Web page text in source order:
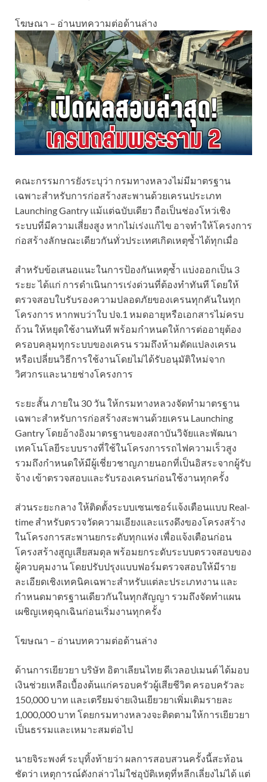
โฆษณา – อ่านบทความต่อด้านล่าง
คณะกรรมการยังระบุว่า กรมทางหลวงไม่มีมาตรฐาน
เฉพาะสำหรับการก่อสร้างสะพานด้วยเครนประเภท
Launching Gantry แม้แต่ฉบับเดียว ถือเป็นช่องโหว่เชิง
ระบบที่มีความเสี่ยงสูง หากไม่เร่งแก้ไข อาจทำให้โครงการ
ก่อสร้างลักษณะเดียวกันทั่วประเทศเกิดเหตุซ้ำได้ทุกเมื่อ
สำหรับข้อเสนอแนะในการป้องกันเหตุซ้ำ แบ่งออกเป็น 3
ระยะ ได้แก่ การดำเนินการเร่งด่วนที่ต้องทำทันที โดยให้
ตรวจสอบใบรับรองความปลอดภัยของเครนทุกคันในทุก
โครงการ หากพบว่าใบ ปจ.1 หมดอายุหรือเอกสารไม่ครบ
ถ้วน ให้หยุดใช้งานทันที พร้อมกำหนดให้การต่ออายุต้อง
ครอบคลุมทุกระบบของเครน รวมถึงห้ามดัดแปลงเครน
หรือเปลี่ยนวิธีการใช้งานโดยไม่ได้รับอนุมัติใหม่จาก
วิศวกรและนายช่างโครงการ
ระยะสั้น ภายใน 30 วัน ให้กรมทางหลวงจัดทำมาตรฐาน
เฉพาะสำหรับการก่อสร้างสะพานด้วยเครน Launching
Gantry โดยอ้างอิงมาตรฐานของสถาบันวิจัยและพัฒนา
เทคโนโลยีระบบรางที่ใช้ในโครงการรถไฟความเร็วสูง
รวมถึงกำหนดให้มีผู้เชี่ยวชาญภายนอกที่เป็นอิสระจากผู้รับ
จ้าง เข้าตรวจสอบและรับรองเครนก่อนใช้งานทุกครั้ง
ส่วนระยะกลาง ให้ติดตั้งระบบเซนเซอร์แจ้งเตือนแบบ Real-
time สำหรับตรวจวัดความเอียงและแรงดึงของโครงสร้าง
ในโครงการสะพานยกระดับทุกแห่ง เพื่อแจ้งเตือนก่อน
โครงสร้างสูญเสียสมดุล พร้อมยกระดับระบบตรวจสอบของ
ผู้ควบคุมงาน โดยปรับปรุงแบบฟอร์มตรวจสอบให้มีราย
ละเอียดเชิงเทคนิคเฉพาะสำหรับแต่ละประเภทงาน และ
กำหนดมาตรฐานเดียวกันในทุกสัญญา รวมถึงจัดทำแผน
เผชิญเหตุฉุกเฉินก่อนเริ่มงานทุกครั้ง
โฆษณา – อ่านบทความต่อด้านล่าง
ด้านการเยียวยา บริษัท อิตาเลียนไทย ดีเวลอปเมนต์ ได้มอบ
เงินช่วยเหลือเบื้องต้นแก่ครอบครัวผู้เสียชีวิต ครอบครัวละ
150,000 บาท และเตรียมจ่ายเงินเยียวยาเพิ่มเติมรายละ
1,000,000 บาท โดยกรมทางหลวงจะติดตามให้การเยียวยา
เป็นธรรมและเหมาะสมต่อไป
นายจิระพงศ์ ระบุทิ้งท้ายว่า ผลการสอบสวนครั้งนี้สะท้อน
ชัดว่า เหตุการณ์ดังกล่าวไม่ใช่อุบัติเหตุที่หลีกเลี่ยงไม่ได้ แต่